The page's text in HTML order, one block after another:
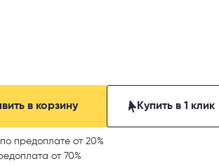
Купить в 1 клик
в корзину
предоплате от 20%
от 70%